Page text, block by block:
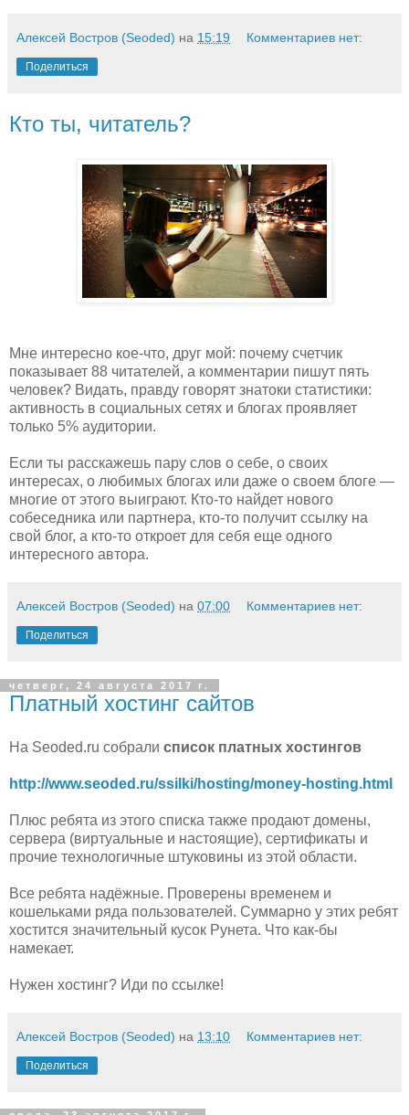
Алексей Востров (Seoded) на 15:19 Комментариев нет:
Поделиться
Кто ты, читатель?
Мне интересно кое-что, друг мой: почему счетчик
показывает 88 читателей, а комментарии пишут пять
человек? Видать, правду говорят знатоки статистики:
активность в социальных сетях и блогах проявляет
только 5% аудитории.
Если ты расскажешь пару слов о себе, о своих
интересах, о любимых блогах или даже о своем блоге —
многие от этого выиграют. Кто-то найдет нового
собеседника или партнера, кто-то получит ссылку на
свой блог, а кто-то откроет для себя еще одного
интересного автора.
Алексей Востров (Seoded) на 07:00 Комментариев нет:
Поделиться
четверг, 24 августа 2017 г.
Платный хостинг сайтов
На Seoded.ru собрали список платных хостингов
http://www.seoded.ru/ssilki/hosting/money-hosting.html
Плюс ребята из этого списка также продают домены,
сервера (виртуальные и настоящие), сертификаты и
прочие технологичные штуковины из этой области.
Все ребята надёжные. Проверены временем и
кошельками ряда пользователей. Суммарно у этих ребят
хостится значительный кусок Рунета. Что как-бы
намекает.
Нужен хостинг? Иди по ссылке!
Алексей Востров (Seoded) на 13:10 Комментариев нет:
Поделиться